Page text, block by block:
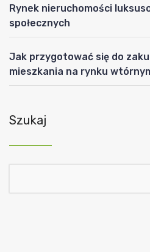
Rynek nieruchomości
społecznych
Jak przygotować się do
mieszkania na rynku
Szukaj